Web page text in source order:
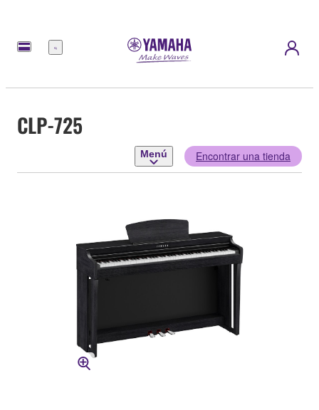
Menú
CLP-725
Menú Encontrar una tienda